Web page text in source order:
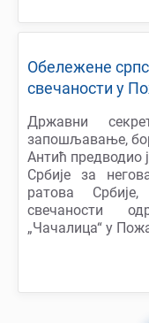
Обележене
свечаности у
Државни
запошљавање,
Антић предводио
Србије за
ратова Србије,
свечаности
„Чачалица“ у